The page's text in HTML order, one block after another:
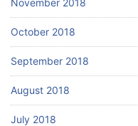
October 2018
September 2018
August 2018
July 2018